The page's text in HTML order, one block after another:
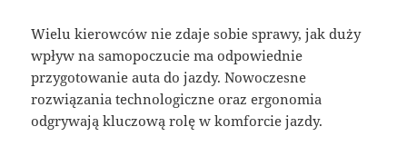
Wielu kierowców nie zdaje sobie sprawy, jak duży
wpływ na samopoczucie ma odpowiednie
przygotowanie auta do jazdy. Nowoczesne
rozwiązania technologiczne oraz ergonomia
odgrywają kluczową rolę w komforcie jazdy.